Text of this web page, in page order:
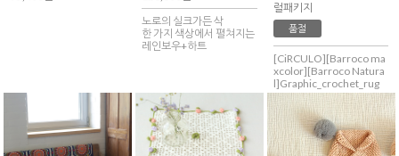
노로의 실크가든 삭
한 가지 색상에서 펼쳐지는
레인보우+하트
럴패키지
품절
[CiRCULO][Barroco ma
xcolor][Barroco Natura
l]Graphic_crochet_rug